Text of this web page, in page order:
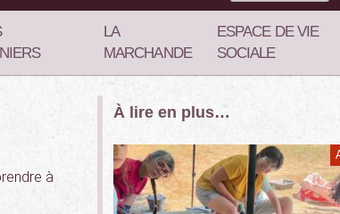
LA
MARCHANDE
ESPACE DE VIE
SOCIALE
à
À lire en plus…